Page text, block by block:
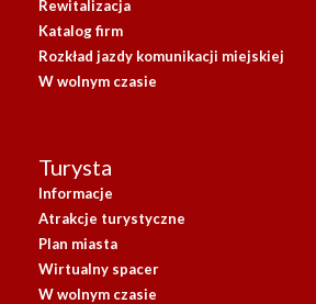
Rewitalizacja
Katalog firm
Rozkład jazdy komunikacji miejskiej
W wolnym czasie
Turysta
Informacje
Atrakcje turystyczne
Plan miasta
Wirtualny spacer
W wolnym czasie